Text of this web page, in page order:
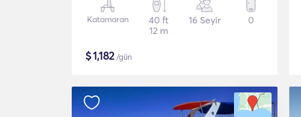
Katamaran
40 ft
12 m
16 Seyir 0
$1,182/gün